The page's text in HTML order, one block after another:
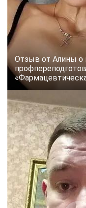
Отзыв от Алины о
online
Мессенджеры
Свяжитесь с нами
Telegram
Vkontakte
Max